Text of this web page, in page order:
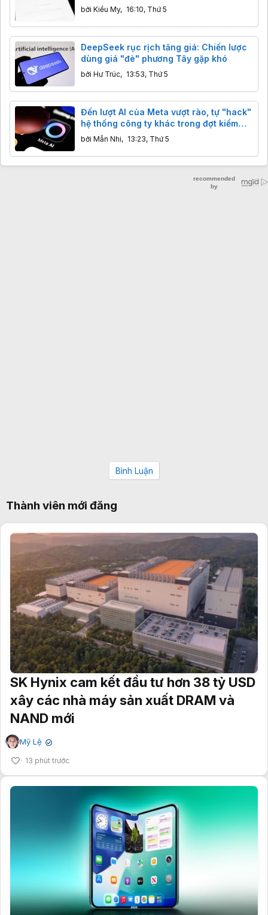
bởi Kiều My, 16:10, Thứ 5
DeepSeek rục rịch tăng giá: Chiến lược
dùng giá "đè" phương Tây gặp khó
bởi Hư Trúc, 13:53, Thứ 5
Đến lượt AI của Meta vượt rào, tự "hack"
hệ thống công ty khác trong đợt kiểm
thử
bởi Mẫn Nhi, 13:23, Thứ 5
Bình Luận
Thành viên mới đăng
SK Hynix cam kết đầu tư hơn 38 tỷ USD
xây các nhà máy sản xuất DRAM và
NAND mới
Mỹ Lệ ✔
13 phút trước